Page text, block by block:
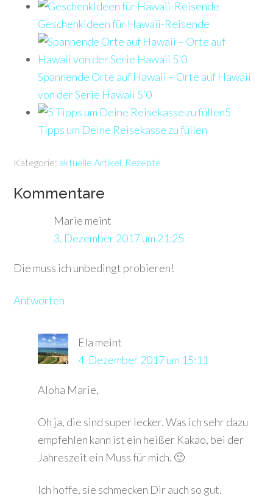
Geschenkideen für Hawaii-Reisende
Spannende Orte auf Hawaii – Orte auf Hawaii
von der Serie Hawaii 5’0
5
Tipps um Deine Reisekasse zu füllen
Kategorie: aktuelle Artikel Rezepte
Kommentare
Marie meint
3. Dezember 2017 um 21:25
Die muss ich unbedingt probieren!
Antworten
Ela meint
4. Dezember 2017 um 15:11
Aloha Marie,
Oh ja, die sind super lecker. Was ich sehr dazu
empfehlen kann ist ein heißer Kakao, bei der
Jahreszeit ein Muss für mich. 🙂
Ich hoffe, sie schmecken Dir auch so gut.